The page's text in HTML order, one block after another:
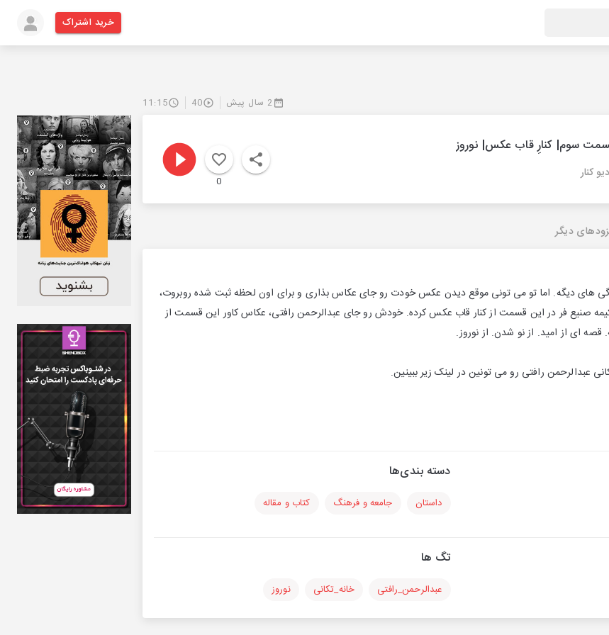
خرید اشتراک
2 سال پیش 40
11:15
سوم| کنارِ قاب عکس| نوروز
کنار
0
دیگر
های دیگه. اما تو می تونی موقع دیدن عکس خودت رو جای عکاس بذاری و برای اون لحظه ثبت شده روبروت،
صنیع فر در این قسمت از کنار قاب عکس کرده. خودش رو جای عبدالرحمن رافتی، عکاس کاور این قسمت از
ای از امید. از نو شدن. از نوروز.
رافتی رو می تونین در لینک زیر ببینین.
دسته بندی‌ها
داستان جامعه و فرهنگ کتاب و مقاله
تگ ها
عبدالرحمن_رافتی خانه_تکانی نوروز